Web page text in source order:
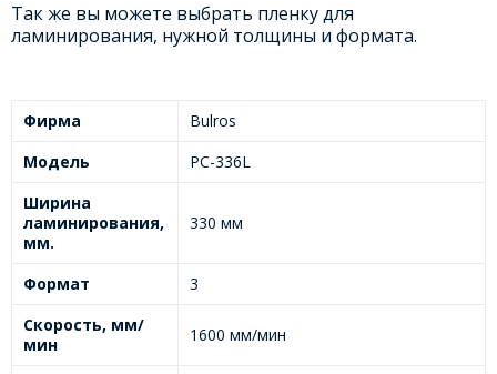
Так же вы можете выбрать пленку для
ламинирования, нужной толщины и формата.
Фирма
Bulros
Модель
PC-336L
Ширина
ламинирования,
мм.
330 мм
Формат
3
Скорость, мм/
мин
1600 мм/мин